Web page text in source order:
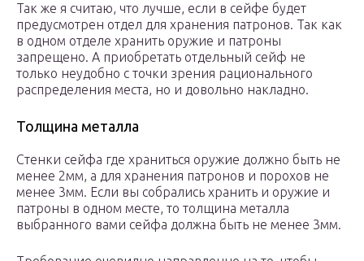
Так же я считаю, что лучше, если в сейфе будет
предусмотрен отдел для хранения патронов. Так как
в одном отделе хранить оружие и патроны
запрещено. А приобретать отдельный сейф не
только неудобно с точки зрения рационального
распределения места, но и довольно накладно.
Толщина металла
Стенки сейфа где храниться оружие должно быть не
менее 2мм, а для хранения патронов и порохов не
менее 3мм. Если вы собрались хранить и оружие и
патроны в одном месте, то толщина металла
выбранного вами сейфа должна быть не менее 3мм.